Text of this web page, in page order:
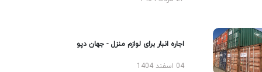
اجاره انبار برای لوازم منزل - جهان دپو
04 اسفند 1404